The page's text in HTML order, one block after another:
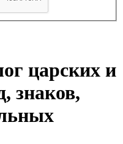
царских и
знаков,